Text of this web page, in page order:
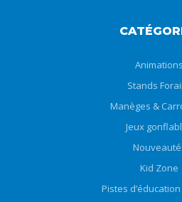
Animations
Stands
Manèges &
Jeux
Kid Zone
Pistes